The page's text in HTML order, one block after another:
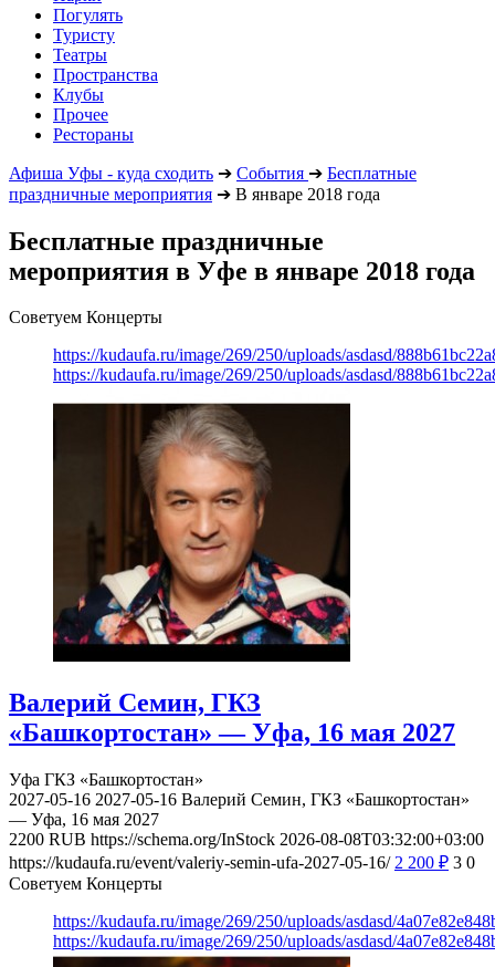
Погулять
Туристу
Театры
Пространства
Клубы
Прочее
Рестораны
Афиша Уфы - куда сходить ➔ События ➔ Бесплатные
праздничные мероприятия ➔ В январе 2018 года
Бесплатные праздничные
мероприятия в Уфе в январе 2018 года
Советуем Концерты
https://kudaufa.ru/image/269/250/uploads/asdasd/
https://kudaufa.ru/image/269/250/uploads/asdasd/
Валерий Семин, ГКЗ
«Башкортостан» — Уфа, 16 мая 2027
Уфа ГКЗ «Башкортостан»
2027-05-16 2027-05-16 Валерий Семин, ГКЗ «Башкортостан»
— Уфа, 16 мая 2027
2200 RUB https://schema.org/InStock 2026-08-08T03:32:00+03:00
https://kudaufa.ru/event/valeriy-semin-ufa-2027-05-16/ 2 200 ₽ 3 0
Советуем Концерты
https://kudaufa.ru/image/269/250/uploads/asdasd/
https://kudaufa.ru/image/269/250/uploads/asdasd/